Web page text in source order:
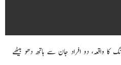
واقعہ، دو افراد جان سے ہاتھ دھو بیٹھے